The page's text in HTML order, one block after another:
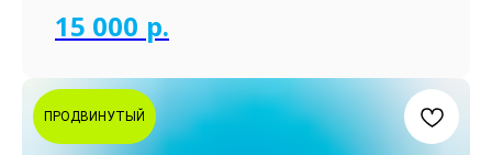
15 000 р.
ПРОДВИНУТЫЙ